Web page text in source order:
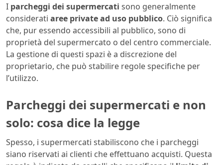
I parcheggi dei supermercati sono generalmente
considerati aree private ad uso pubblico. Ciò significa
che, pur essendo accessibili al pubblico, sono di
proprietà del supermercato o del centro commerciale.
La gestione di questi spazi è a discrezione del
proprietario, che può stabilire regole specifiche per
l’utilizzo.
Parcheggi dei supermercati e non
solo: cosa dice la legge
Spesso, i supermercati stabiliscono che i parcheggi
siano riservati ai clienti che effettuano acquisti. Questa